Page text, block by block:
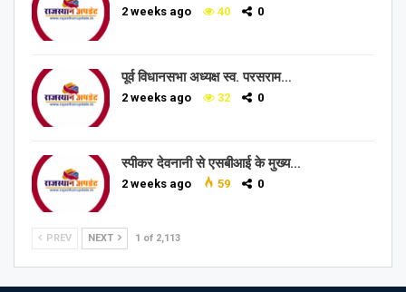
2 weeks ago 40 0
पूर्व विधानसभा अध्यक्ष स्व. परसराम…
2 weeks ago 32 0
स्पीकर देवनानी से एसबीआई के मुख्य…
2 weeks ago 59 0
PREV NEXT 1 of 2,113